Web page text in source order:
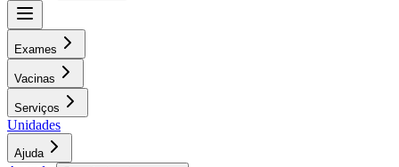
Exames
Vacinas
Serviços
Unidades
Ajuda